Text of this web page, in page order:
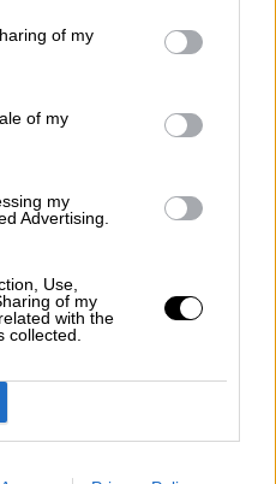
of my
of my
my
Advertising.
Use,
of my
with the
collected.
el tercer
de